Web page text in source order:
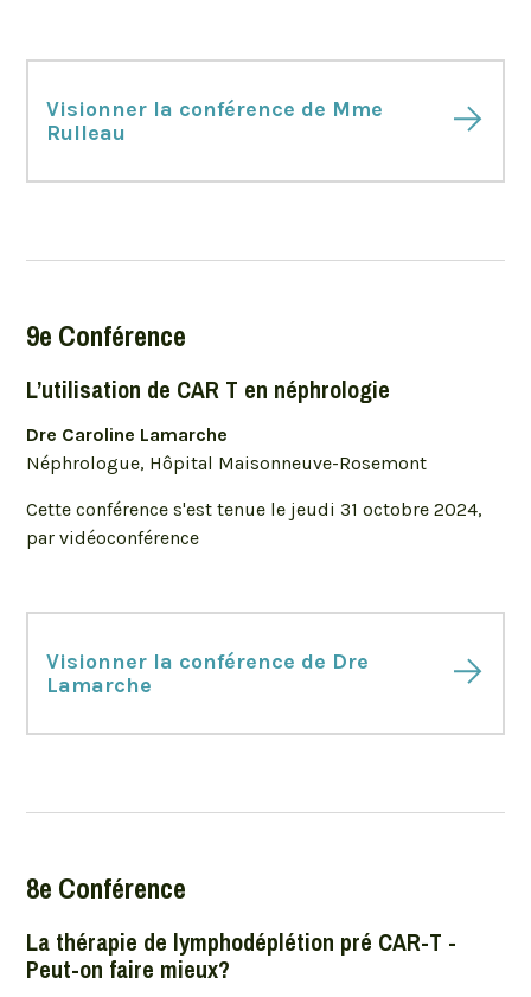
Visionner la conférence de Mme
Rulleau
9e Conférence
L’utilisation de CAR T en néphrologie
Dre Caroline Lamarche
Néphrologue, Hôpital Maisonneuve-Rosemont
Cette conférence s'est tenue le jeudi 31 octobre 2024,
par vidéoconférence
Visionner la conférence de Dre
Lamarche
8e Conférence
La thérapie de lymphodéplétion pré CAR-T -
Peut-on faire mieux?